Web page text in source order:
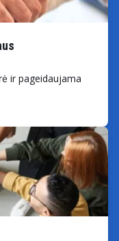
ir pageidaujama